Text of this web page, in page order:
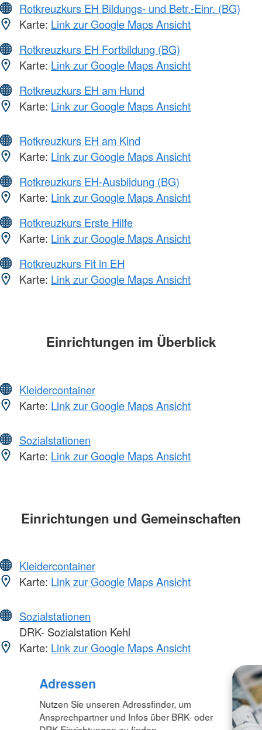
Rotkreuzkurs EH Bildungs- und Betr.-Einr. (BG)
Karte: Link zur Google Maps Ansicht
Rotkreuzkurs EH Fortbildung (BG)
Karte: Link zur Google Maps Ansicht
Rotkreuzkurs EH am Hund
Karte: Link zur Google Maps Ansicht
Rotkreuzkurs EH am Kind
Karte: Link zur Google Maps Ansicht
Rotkreuzkurs EH-Ausbildung (BG)
Karte: Link zur Google Maps Ansicht
Rotkreuzkurs Erste Hilfe
Karte: Link zur Google Maps Ansicht
Rotkreuzkurs Fit in EH
Karte: Link zur Google Maps Ansicht
Einrichtungen im Überblick
Kleidercontainer
Karte: Link zur Google Maps Ansicht
Sozialstationen
Karte: Link zur Google Maps Ansicht
Einrichtungen und Gemeinschaften
Kleidercontainer
Karte: Link zur Google Maps Ansicht
Sozialstationen
DRK- Sozialstation Kehl
Karte: Link zur Google Maps Ansicht
Adressen
Nutzen Sie unseren Adressfinder, um
Ansprechpartner und Infos über BRK- oder